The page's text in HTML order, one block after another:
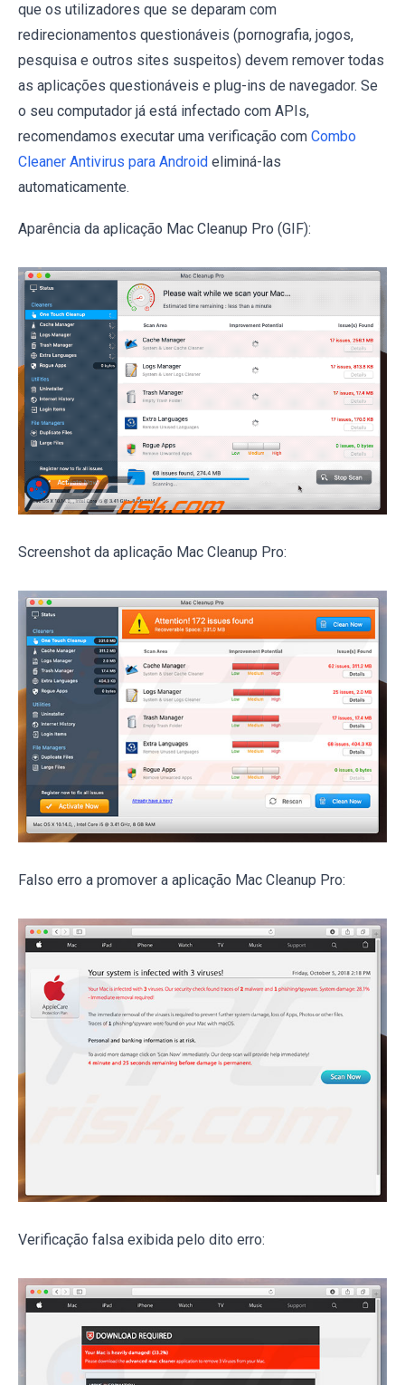
que os utilizadores que se deparam com
redirecionamentos questionáveis (pornografia, jogos,
pesquisa e outros sites suspeitos) devem remover todas
as aplicações questionáveis e plug-ins de navegador. Se
o seu computador já está infectado com APIs,
recomendamos executar uma verificação com Combo
Cleaner Antivirus para Android eliminá-las
automaticamente.
Aparência da aplicação Mac Cleanup Pro (GIF):
Screenshot da aplicação Mac Cleanup Pro:
Falso erro a promover a aplicação Mac Cleanup Pro:
Verificação falsa exibida pelo dito erro: